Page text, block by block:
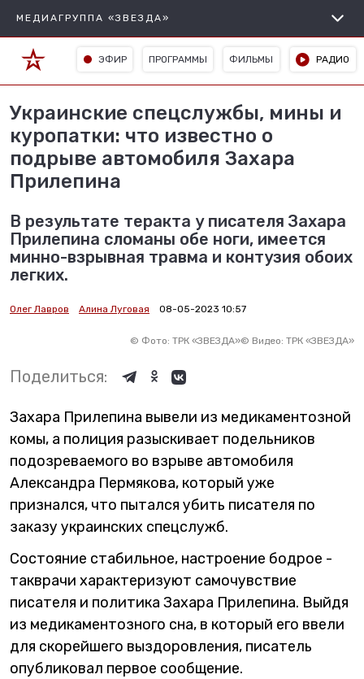
МЕДИАГРУППА «ЗВЕЗДА»
ЭФИР ПРОГРАММЫ ФИЛЬМЫ РАДИО
Украинские спецслужбы, мины и
куропатки: что известно о
подрыве автомобиля Захара
Прилепина
В результате теракта у писателя Захара
Прилепина сломаны обе ноги, имеется
минно-взрывная травма и контузия обоих
легких.
Олег Лавров Алина Луговая 08-05-2023 10:57
© Фото: ТРК «ЗВЕЗДА»© Видео: ТРК «ЗВЕЗДА»
Поделиться:
Захара Прилепина вывели из медикаментозной
комы, а полиция разыскивает подельников
подозреваемого во взрыве автомобиля
Александра Пермякова, который уже
признался, что пытался убить писателя по
заказу украинских спецслужб.
Состояние стабильное, настроение бодрое -
такврачи характеризуют самочувствие
писателя и политика Захара Прилепина. Выйдя
из медикаментозного сна, в который его ввели
для скорейшего выздоровления, писатель
опубликовал первое сообщение.